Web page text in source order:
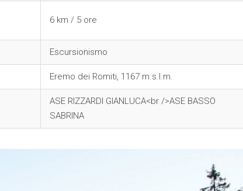
6 km / 5 ore
Escursionismo
Eremo dei Romiti, 1167 m.s.l.m.
ASE RIZZARDI GIANLUCA<br />ASE BASSO
SABRINA